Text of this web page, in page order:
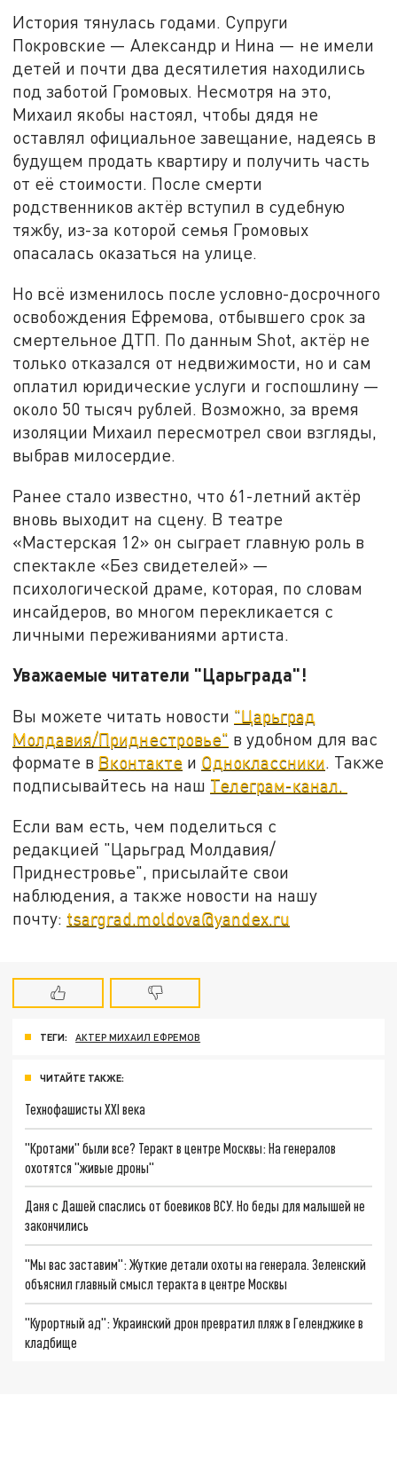
История тянулась годами. Супруги
Покровские — Александр и Нина — не имели
детей и почти два десятилетия находились
под заботой Громовых. Несмотря на это,
Михаил якобы настоял, чтобы дядя не
оставлял официальное завещание, надеясь в
будущем продать квартиру и получить часть
от её стоимости. После смерти
родственников актёр вступил в судебную
тяжбу, из-за которой семья Громовых
опасалась оказаться на улице.
Но всё изменилось после условно-досрочного
освобождения Ефремова, отбывшего срок за
смертельное ДТП. По данным Shot, актёр не
только отказался от недвижимости, но и сам
оплатил юридические услуги и госпошлину —
около 50 тысяч рублей. Возможно, за время
изоляции Михаил пересмотрел свои взгляды,
выбрав милосердие.
Ранее стало известно, что 61-летний актёр
вновь выходит на сцену. В театре
«Мастерская 12» он сыграет главную роль в
спектакле «Без свидетелей» —
психологической драме, которая, по словам
инсайдеров, во многом перекликается с
личными переживаниями артиста.
Уважаемые читатели "Царьграда"!
Вы можете читать новости "Царьград
Молдавия/Приднестровье" в удобном для вас
формате в Вконтакте и Одноклассники. Также
подписывайтесь на наш Телеграм-канал.
Если вам есть, чем поделиться с
редакцией "Царьград Молдавия/
Приднестровье", присылайте свои
наблюдения, а также новости на нашу
почту: tsargrad.moldova@yandex.ru
ТЕГИ: АКТЕР МИХАИЛ ЕФРЕМОВ
ЧИТАЙТЕ ТАКЖЕ:
Технофашисты XXI века
"Кротами" были все? Теракт в центре Москвы: На генералов
охотятся "живые дроны"
Даня с Дашей спаслись от боевиков ВСУ. Но беды для малышей не
закончились
"Мы вас заставим": Жуткие детали охоты на генерала. Зеленский
объяснил главный смысл теракта в центре Москвы
"Курортный ад": Украинский дрон превратил пляж в Геленджике в
кладбище